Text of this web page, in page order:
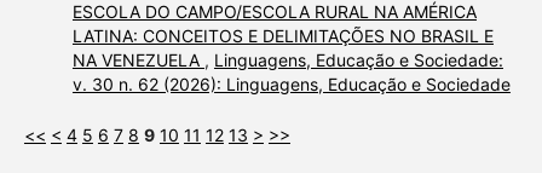
ESCOLA DO CAMPO/ESCOLA RURAL NA AMÉRICA
LATINA: CONCEITOS E DELIMITAÇÕES NO BRASIL E
NA VENEZUELA , Linguagens, Educação e Sociedade:
v. 30 n. 62 (2026): Linguagens, Educação e Sociedade
<< < 4 5 6 7 8 9 10 11 12 13 > >>